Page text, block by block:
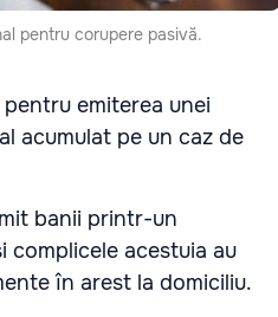
pentru corupere pasivă.
emiterea unei
acumulat pe un caz de
banii printr-un
complicele acestuia au
în arest la domiciliu.